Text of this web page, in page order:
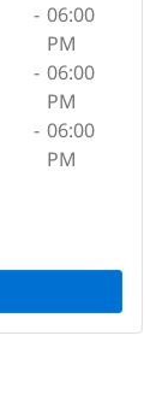
- 06:00
PM
- 06:00
PM
- 06:00
PM